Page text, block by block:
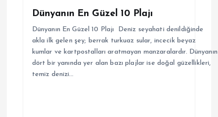
Dünyanın En Güzel 10 Plajı
Dünyanın En Güzel 10 Plajı Deniz seyahati denildiğinde
akla ilk gelen şey; berrak turkuaz sular, incecik beyaz
kumlar ve kartpostalları aratmayan manzaralardır. Dünyanın
dört bir yanında yer alan bazı plajlar ise doğal güzellikleri,
temiz denizi…